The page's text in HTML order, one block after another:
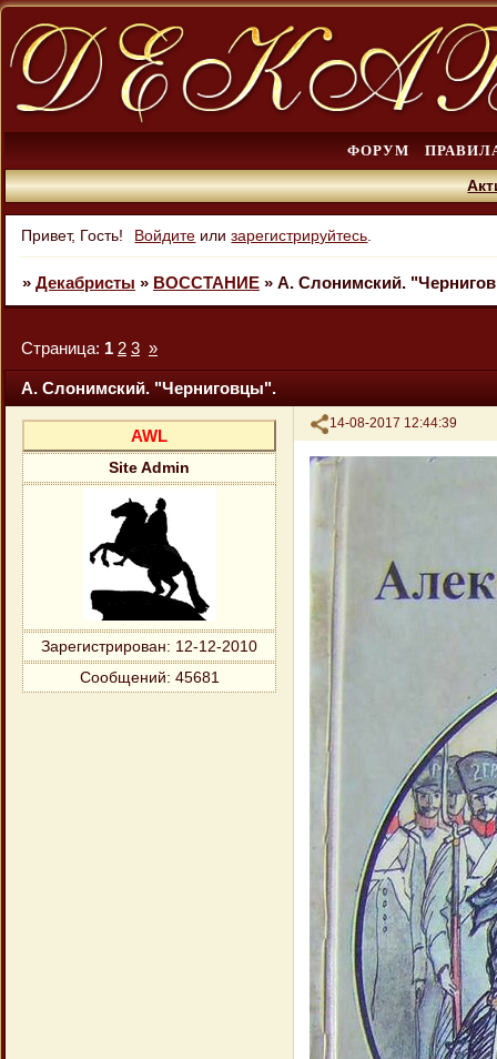
ФОРУМ
Привет, Гость! Войдите илизарегистрируйтесь
» Декабристы » ВОССТАНИЕ » А. Слонимский.
А. Слонимский. "Черниговцы".
Страница: 1 2 3 »
Поделиться
14-08-2017 12:44:39
AWL
Site Admin
Зарегистрирован: 12-12-2010
Сообщений: 45681